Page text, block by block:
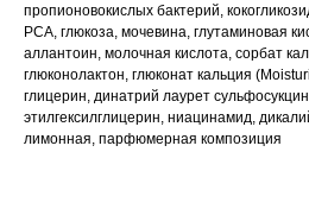
пропионовокислых бактерий,
РСА, глюкоза, мочевина, глутаминовая
аллантоин, молочная кислота, сорбат
глюконолактон, глюконат кальция
глицерин, динатрий лаурет
этилгексилглицерин, ниацинамид,
лимонная, парфюмерная композиция